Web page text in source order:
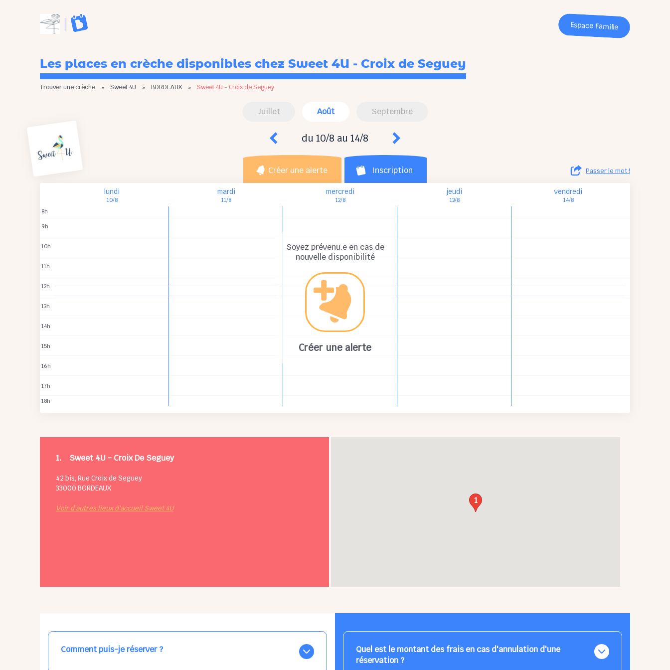
Espace Famille
Les places en crèche disponibles chez Sweet 4U - Croix de Seguey
Trouver une crèche » Sweet 4U » BORDEAUX » Sweet 4U - Croix de Seguey
Juillet Août Septembre
du 10/8 au 14/8
Créer une alerte Inscription Passer le mot !
Soyez prévenu.e en cas de
nouvelle disponibilité
Créer une alerte
lundi
10/8
mardi
11/8
mercredi
12/8
jeudi
13/8
vendredi
14/8
8h
9h
10h
11h
12h
13h
14h
15h
16h
17h
18h
1. Sweet 4U - Croix De Seguey
42 bis, Rue Croix de Seguey
33000 BORDEAUX
Voir d'autres lieux d'accueil Sweet 4U
1
Comment puis-je réserver ?
Quel est le montant des frais en cas d'annulation d'une
réservation ?